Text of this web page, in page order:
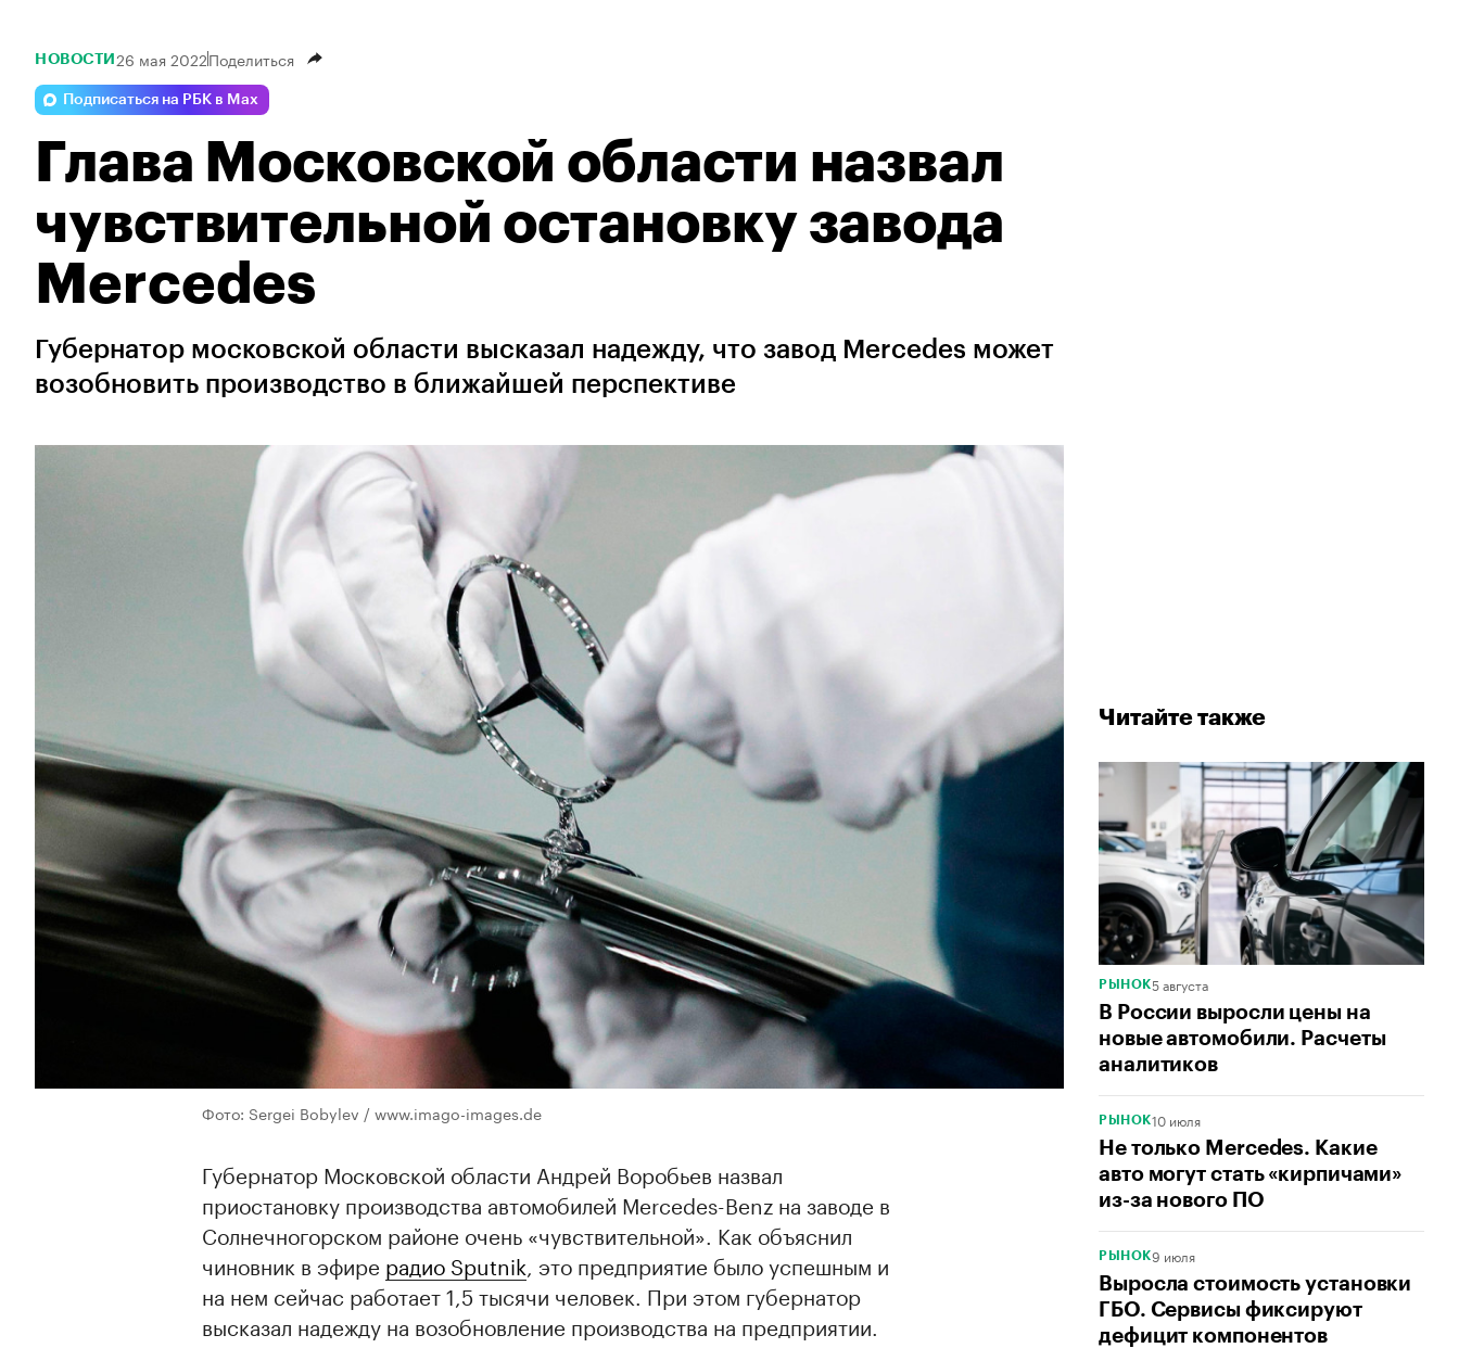
Читайте также
РЫНОК5 августа
В России выросли цены на
новые автомобили. Расчеты
аналитиков
РЫНОК10 июля
Не только Mercedes. Какие
авто могут стать «кирпичами»
из-за нового ПО
РЫНОК9 июля
Выросла стоимость установки
ГБО. Сервисы фиксируют
дефицит компонентов
НОВОСТИ 26 мая 2022Поделиться
Подписаться на РБК в Max
Глава Московской области назвал
чувствительной остановку завода
Mercedes
Губернатор московской области высказал надежду, что завод Mercedes может
возобновить производство в ближайшей перспективе
Фото: Sergei Bobylev / www.imago-images.de
Губернатор Московской области Андрей Воробьев назвал
приостановку производства автомобилей Mercedes-Benz на заводе в
Солнечногорском районе очень «чувствительной». Как объяснил
чиновник в эфире радио Sputnik , это предприятие было успешным и
на нем сейчас работает 1,5 тысячи человек. При этом губернатор
высказал надежду на возобновление производства на предприятии.